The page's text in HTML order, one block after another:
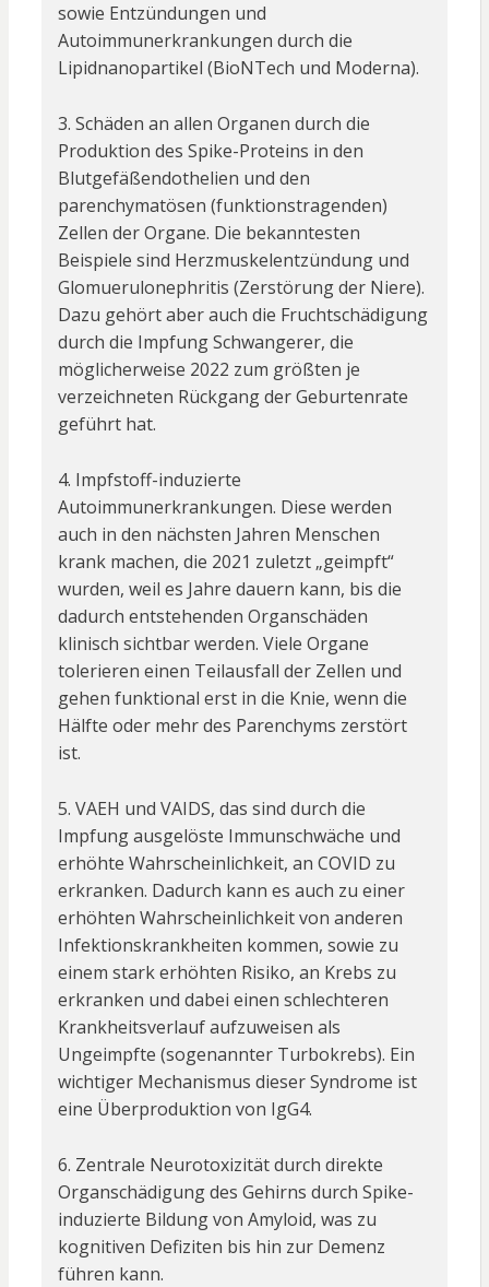
sowie Entzündungen und
Autoimmunerkrankungen durch die
Lipidnanopartikel (BioNTech und Moderna).
3. Schäden an allen Organen durch die
Produktion des Spike-Proteins in den
Blutgefäßendothelien und den
parenchymatösen (funktionstragenden)
Zellen der Organe. Die bekanntesten
Beispiele sind Herzmuskelentzündung und
Glomuerulonephritis (Zerstörung der Niere).
Dazu gehört aber auch die Fruchtschädigung
durch die Impfung Schwangerer, die
möglicherweise 2022 zum größten je
verzeichneten Rückgang der Geburtenrate
geführt hat.
4. Impfstoff-induzierte
Autoimmunerkrankungen. Diese werden
auch in den nächsten Jahren Menschen
krank machen, die 2021 zuletzt „geimpft“
wurden, weil es Jahre dauern kann, bis die
dadurch entstehenden Organschäden
klinisch sichtbar werden. Viele Organe
tolerieren einen Teilausfall der Zellen und
gehen funktional erst in die Knie, wenn die
Hälfte oder mehr des Parenchyms zerstört
ist.
5. VAEH und VAIDS, das sind durch die
Impfung ausgelöste Immunschwäche und
erhöhte Wahrscheinlichkeit, an COVID zu
erkranken. Dadurch kann es auch zu einer
erhöhten Wahrscheinlichkeit von anderen
Infektionskrankheiten kommen, sowie zu
einem stark erhöhten Risiko, an Krebs zu
erkranken und dabei einen schlechteren
Krankheitsverlauf aufzuweisen als
Ungeimpfte (sogenannter Turbokrebs). Ein
wichtiger Mechanismus dieser Syndrome ist
eine Überproduktion von IgG4.
6. Zentrale Neurotoxizität durch direkte
Organschädigung des Gehirns durch Spike-
induzierte Bildung von Amyloid, was zu
kognitiven Defiziten bis hin zur Demenz
führen kann.